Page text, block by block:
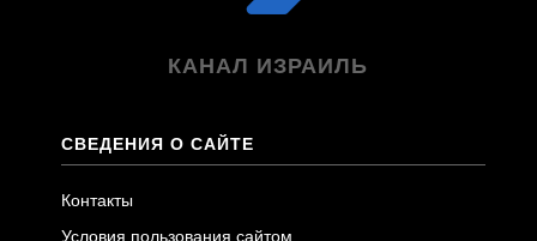
КАНАЛ ИЗРАИЛЬ
СВЕДЕНИЯ О САЙТЕ
Контакты
Условия пользования сайтом